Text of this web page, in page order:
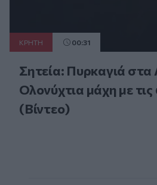
ΚΡΗΤΗ 00:31
Σητεία: Πυρκαγιά στα
Ολονύχτια μάχη με
(Βίντεο)